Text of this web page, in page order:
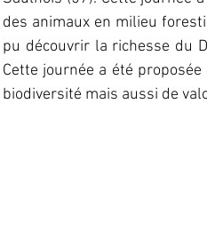
des animaux en milieu
pu découvrir la richesse du
Cette journée a été
biodiversité mais aussi de